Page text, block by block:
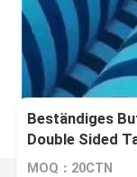
Beständiges
Double Sided
MOQ：20CTN